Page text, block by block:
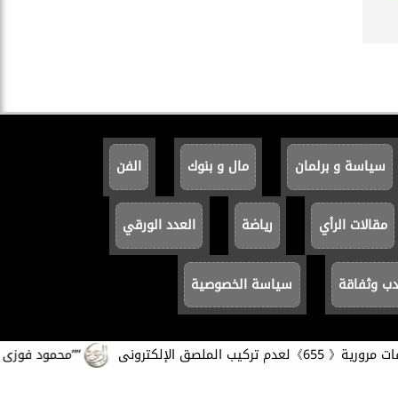
””محمود فوزى ”.. الإلكترونى
سياسة و برلمان مال و بنوك الفن
مقالات الرأي رياضة العدد الورقي
وثفاقة سياسة الخصوصية